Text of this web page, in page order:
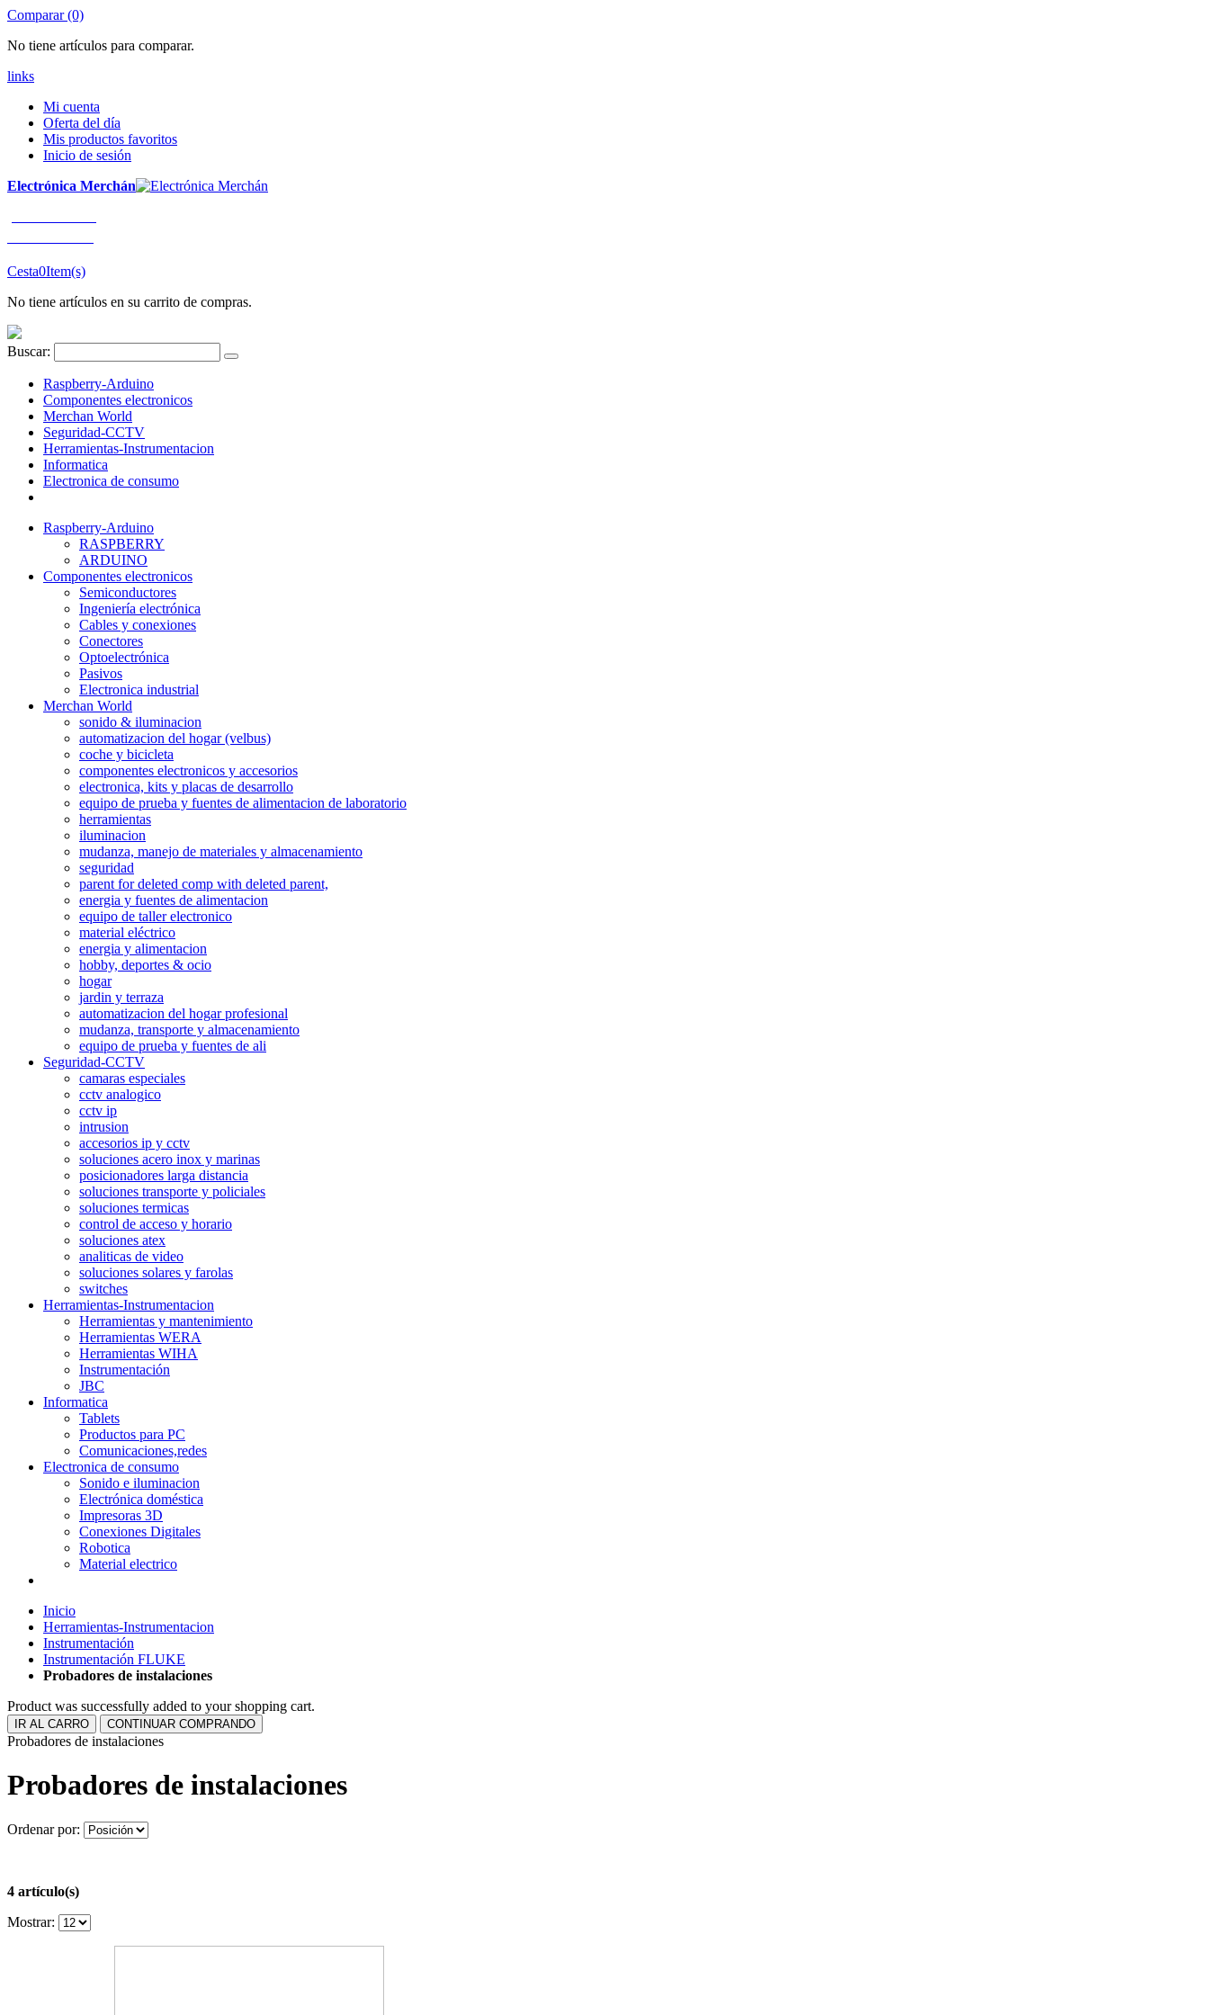
Comparar (0)
No tiene artículos para comparar.
links
Mi cuenta
Oferta del día
Mis productos favoritos
Inicio de sesión
Electrónica Merchán
Cesta0Item(s)
No tiene artículos en su carrito de compras.
Buscar:
Raspberry-Arduino
Componentes electronicos
Merchan World
Seguridad-CCTV
Herramientas-Instrumentacion
Informatica
Electronica de consumo
Raspberry-Arduino
RASPBERRY
ARDUINO
Componentes electronicos
Semiconductores
Ingeniería electrónica
Cables y conexiones
Conectores
Optoelectrónica
Pasivos
Electronica industrial
Merchan World
sonido & iluminacion
automatizacion del hogar (velbus)
coche y bicicleta
componentes electronicos y accesorios
electronica, kits y placas de desarrollo
equipo de prueba y fuentes de alimentacion de laboratorio
herramientas
iluminacion
mudanza, manejo de materiales y almacenamiento
seguridad
parent for deleted comp with deleted parent,
energia y fuentes de alimentacion
equipo de taller electronico
material eléctrico
energia y alimentacion
hobby, deportes & ocio
hogar
jardin y terraza
automatizacion del hogar profesional
mudanza, transporte y almacenamiento
equipo de prueba y fuentes de ali
Seguridad-CCTV
camaras especiales
cctv analogico
cctv ip
intrusion
accesorios ip y cctv
soluciones acero inox y marinas
posicionadores larga distancia
soluciones transporte y policiales
soluciones termicas
control de acceso y horario
soluciones atex
analiticas de video
soluciones solares y farolas
switches
Herramientas-Instrumentacion
Herramientas y mantenimiento
Herramientas WERA
Herramientas WIHA
Instrumentación
JBC
Informatica
Tablets
Productos para PC
Comunicaciones,redes
Electronica de consumo
Sonido e iluminacion
Electrónica doméstica
Impresoras 3D
Conexiones Digitales
Robotica
Material electrico
Inicio
Herramientas-Instrumentacion
Instrumentación
Instrumentación FLUKE
Probadores de instalaciones
Product was successfully added to your shopping cart.
IR AL CARRO CONTINUAR COMPRANDO
Probadores de instalaciones
Probadores de instalaciones
Ordenar por:
4 artículo(s)
Mostrar: